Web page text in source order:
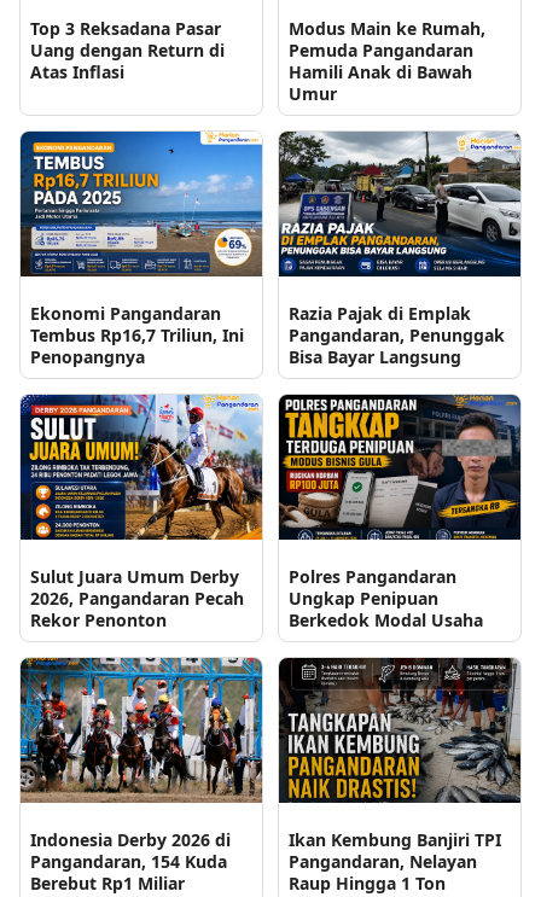
Top 3 Reksadana Pasar
Uang dengan Return di
Atas Inflasi
Modus Main ke Rumah,
Pemuda Pangandaran
Hamili Anak di Bawah
Umur
Ekonomi Pangandaran
Tembus Rp16,7 Triliun, Ini
Penopangnya
Razia Pajak di Emplak
Pangandaran, Penunggak
Bisa Bayar Langsung
Sulut Juara Umum Derby
2026, Pangandaran Pecah
Rekor Penonton
Polres Pangandaran
Ungkap Penipuan
Berkedok Modal Usaha
Indonesia Derby 2026 di
Pangandaran, 154 Kuda
Berebut Rp1 Miliar
Ikan Kembung Banjiri TPI
Pangandaran, Nelayan
Raup Hingga 1 Ton